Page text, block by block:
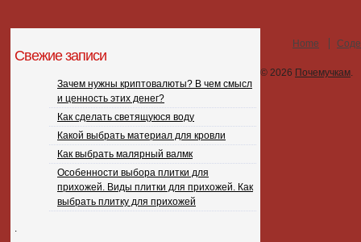
Свежие записи
Зачем нужны криптовалюты? В чем смысл
и ценность этих денег?
Как сделать светящуюся воду
Какой выбрать материал для кровли
Как выбрать малярный валмк
Особенности выбора плитки для
прихожей. Виды плитки для прихожей. Как
выбрать плитку для прихожей
.
Home
© 2026 Почемучкам.